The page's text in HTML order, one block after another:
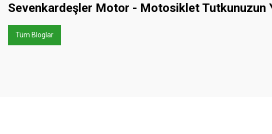
Sevenkardeşler Motor - Motosiklet Tutkunuzun
Tüm Bloglar